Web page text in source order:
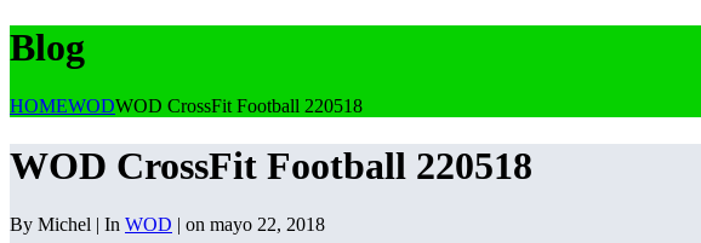
Blog
HOMEWODWOD CrossFit Football 220518
WOD CrossFit Football 220518
By Michel | In WOD | on mayo 22, 2018